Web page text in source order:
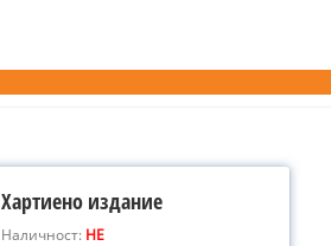
Хартиено издание
Наличност: НЕ